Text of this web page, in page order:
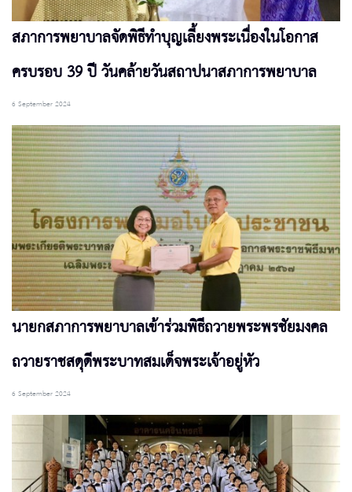
สภาการพยาบาลจัดพิธีทำบุญเลี้ยงพระเนื่องในโอกาส
ครบรอบ 39 ปี วันคล้ายวันสถาปนาสภาการพยาบาล
6 September 2024
นายกสภาการพยาบาลเข้าร่วมพิธีถวายพระพรชัยมงคล
ถวายราชสดุดีพระบาทสมเด็จพระเจ้าอยู่หัว
6 September 2024